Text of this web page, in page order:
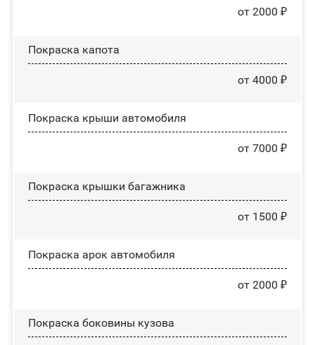
от 2000 ₽
Покраска капота
от 4000 ₽
Покраска крыши автомобиля
от 7000 ₽
Покраска крышки багажника
от 1500 ₽
Покраска арок автомобиля
от 2000 ₽
Покраска боковины кузова